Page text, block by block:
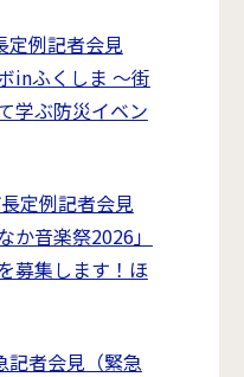
定例記者会見
inふくしま ～街
学ぶ防災イベン
定例記者会見
か音楽祭2026」
募集します！ほ
記者会見（緊急